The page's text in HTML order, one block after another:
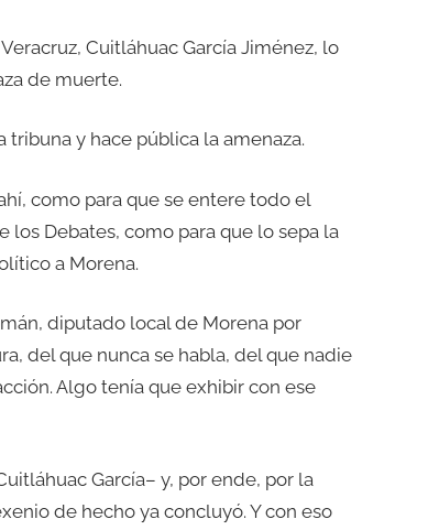
Cuitláhuac García Jiménez, lo
de muerte.
y hace pública la amenaza.
como para que se entere todo el
los Debates, como para que lo sepa la
a Morena.
diputado local de Morena por
del que nunca se habla, del que nadie
Algo tenía que exhibir con ese
García– y, por ende, por la
de hecho ya concluyó. Y con eso